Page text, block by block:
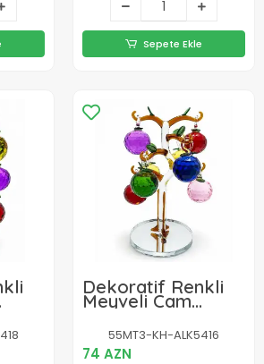
Sepete Ekle
Dekoratif Renkli
Meyveli Cam
Bereket Ağacı
Biblosu Alk5416
55MT3-KH-ALK5416
74 AZN